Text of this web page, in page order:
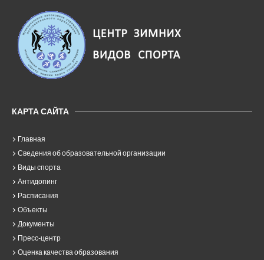
КАРТА САЙТА
Главная
Сведения об образовательной организации
Виды спорта
Антидопинг
Расписания
Объекты
Документы
Пресс-центр
Оценка качества образования